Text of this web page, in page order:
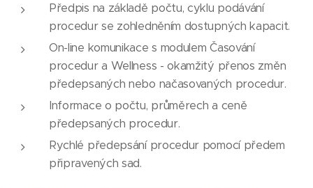
Předpis na základě počtu, cyklu podávání
procedur se zohledněním dostupných kapacit.
On-line komunikace s modulem Časování
procedur a Wellness - okamžitý přenos změn
předepsaných nebo načasovaných procedur.
Informace o počtu, průměrech a ceně
předepsaných procedur.
Rychlé předepsání procedur pomocí předem
připravených sad.